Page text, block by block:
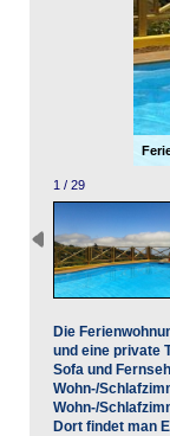
1 / 29
Die
und eine private
Sofa und
Wohn-/
Wohn-/
Dort findet man